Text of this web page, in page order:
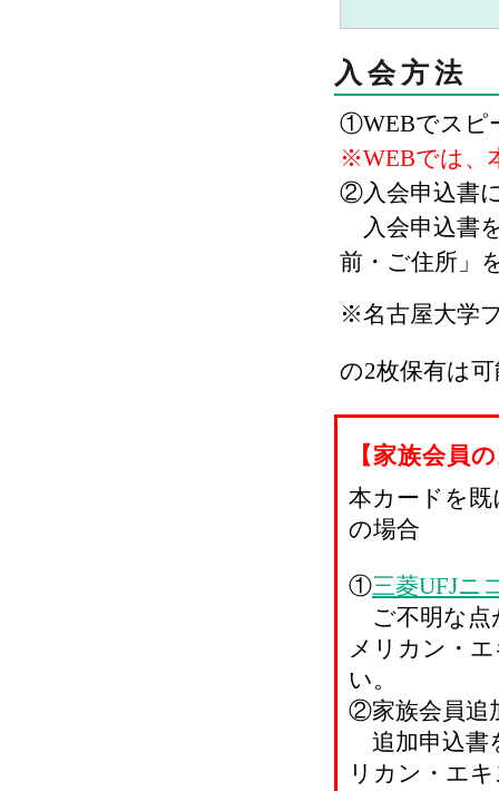
入会方法
①WEBでスピ
※WEBでは、
②入会申込書
入会申込書
前・ご住所」
※名古屋大学
の2枚保有は
【家族会員
本カードを
の場合
①三菱UFJニ
ご不明な点
メリカン・
い。
②家族会員追
追加申込書
リカン・エ